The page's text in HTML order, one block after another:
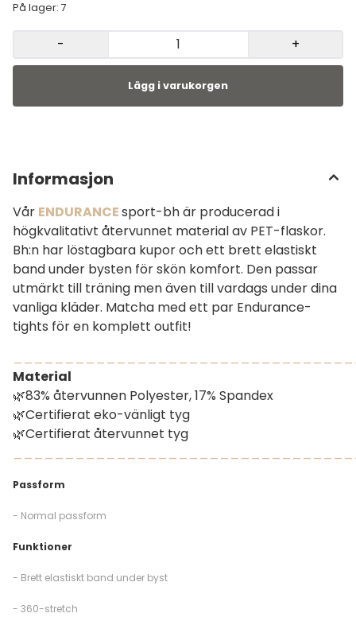
På lager: 7
- +
Informasjon
Vår ENDURANCEsport-bhär producerad i
högkvalitativt återvunnet material av PET-flaskor.
Bh:n har löstagbara kupor och ett brett elastiskt
band under bysten för skön komfort. Den passar
utmärkt till träning men även till vardags under dina
vanliga kläder. Matcha med ett par Endurance-
tights för en komplett outfit!
Material
🌿83% återvunnen Polyester, 17% Spandex
🌿Certifierat eko-vänligt tyg
🌿Certifierat återvunnet tyg
Passform
- Normal passform
Funktioner
- Brett elastiskt band under byst
- 360-stretch